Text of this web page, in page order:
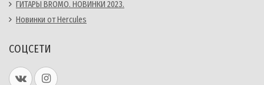
ГИТАРЫ BROMO. НОВИНКИ 2023.
Новинки от Hercules
СОЦСЕТИ